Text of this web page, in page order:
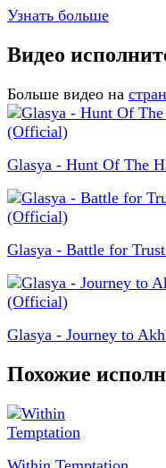
Узнать больше
Видео
Больше видео на
Glasya - Hunt Of The
Glasya - Battle for
Glasya - Journey to
Похожие